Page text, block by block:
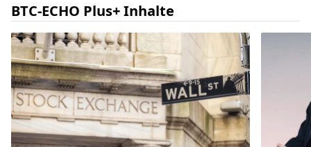
BTC-ECHO Plus+ Inhalte